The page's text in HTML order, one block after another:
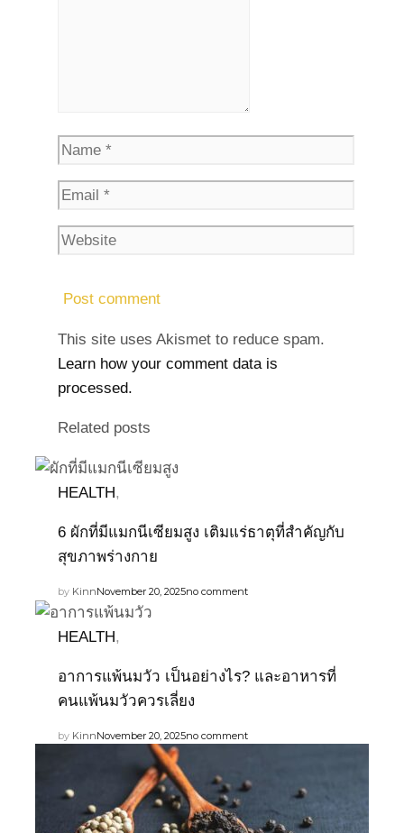
This site uses Akismet to reduce spam.
Learn how your comment data is
processed.
Related posts
HEALTH,
6 ผักที่มีแมกนีเซียมสูง เติมแร่ธาตุที่สำคัญกับ
สุขภาพร่างกาย
by KinnNovember 20, 2025no comment
HEALTH,
อาการแพ้นมวัว เป็นอย่างไร? และอาหารที่
คนแพ้นมวัวควรเลี่ยง
by KinnNovember 20, 2025no comment